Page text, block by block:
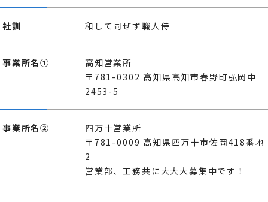
社訓 和して同ぜず職人侍
事業所名①
高知営業所
〒781-0302 高知県高知市春野町弘岡中
2453-5
事業所名②
四万十営業所
〒781-0009 高知県四万十市佐岡418番地
2
営業部、工務共に大大大募集中です！